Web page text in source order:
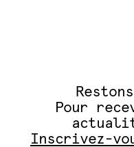
Pour
Inscrivez-